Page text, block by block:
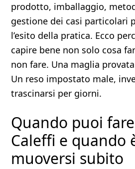
prodotto, imballaggio,
gestione dei casi particolari
l’esito della pratica. Ecco
capire bene non solo cosa
non fare. Una maglia
Un reso impostato male,
trascinarsi per giorni.
Quando puoi
Caleffi e quando
muoversi subito